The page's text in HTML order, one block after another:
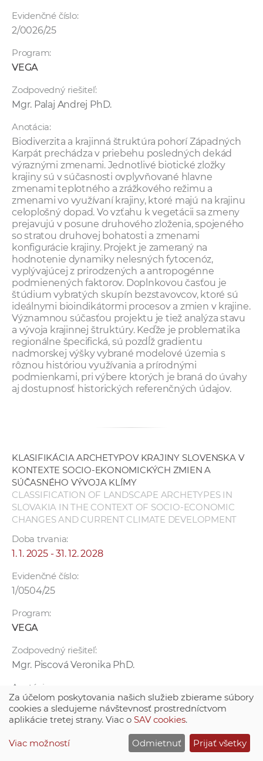
Evidenčné číslo:
2/0026/25
Program:
VEGA
Zodpovedný riešiteľ:
Mgr. Palaj Andrej PhD.
Anotácia:
Biodiverzita a krajinná štruktúra pohorí Západných
Karpát prechádza v priebehu posledných dekád
výraznými zmenami. Jednotlivé biotické zložky
krajiny sú v súčasnosti ovplyvňované hlavne
zmenami teplotného a zrážkového režimu a
zmenami vo využívaní krajiny, ktoré majú na krajinu
celoplošný dopad. Vo vzťahu k vegetácii sa zmeny
prejavujú v posune druhového zloženia, spojeného
so stratou druhovej bohatosti a zmenami
konfigurácie krajiny. Projekt je zameraný na
hodnotenie dynamiky nelesných fytocenóz,
vyplývajúcej z prirodzených a antropogénne
podmienených faktorov. Doplnkovou časťou je
štúdium vybratých skupín bezstavovcov, ktoré sú
ideálnymi bioindikátormi procesov a zmien v krajine.
Významnou súčasťou projektu je tiež analýza stavu
a vývoja krajinnej štruktúry. Keďže je problematika
regionálne špecifická, sú pozdĺž gradientu
nadmorskej výšky vybrané modelové územia s
rôznou históriou využívania a prírodnými
podmienkami, pri výbere ktorých je braná do úvahy
aj dostupnosť historických referenčných údajov.
KLASIFIKÁCIA ARCHETYPOV KRAJINY SLOVENSKA V
KONTEXTE SOCIO-EKONOMICKÝCH ZMIEN A
SÚČASNÉHO VÝVOJA KLÍMY
CLASSIFICATION OF LANDSCAPE ARCHETYPES IN
SLOVAKIA IN THE CONTEXT OF SOCIO-ECONOMIC
CHANGES AND CURRENT CLIMATE DEVELOPMENT
Doba trvania:
1. 1. 2025 - 31. 12. 2028
Evidenčné číslo:
1/0504/25
Program:
VEGA
Zodpovedný riešiteľ:
Mgr. Piscová Veronika PhD.
Anotácia:
Archetypy krajiny predstavujú územia odrážajúce
spolupôsobenie človeka a vlastností krajiny s
dôrazom na rešpektovanie prírodných zákonitostí a
procesov. Základnými kritériami vymedzenia územia
ako archetypu sú fyziognomické znaky v podobe
Za účelom poskytovania našich služieb zbierame súbory
cookies a sledujeme návštevnosť prostredníctvom
aplikácie tretej strany. Viac o SAV cookies.
Viac možností Odmietnuť Prijať všetky